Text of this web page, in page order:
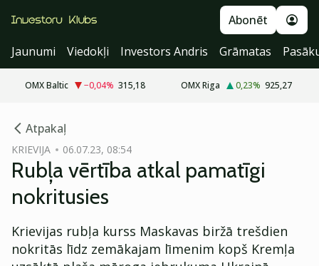
Abonēt
Jaunumi
Viedokļi Investors Andris Grāmatas
OMX Baltic −0,04% 315,18 OMX Riga 0,23% 925,27
Atpakaļ
KRIEVIJA 06.07.23, 08:54
Rubļa vērtība atkal pamatīgi
nokritusies
Krievijas rubļa kurss Maskavas biržā trešdien
nokritās līdz zemākajam līmenim kopš Kremļa